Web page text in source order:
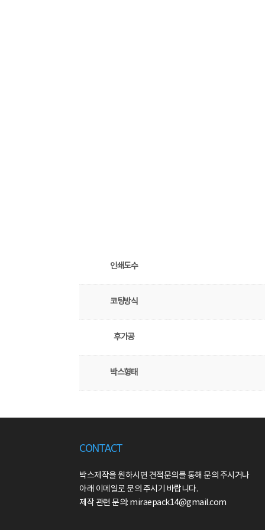
인쇄도수
코팅방식
후가공
박스형태
CONTACT
박스제작을 원하시면 견적문의를 통해 문의 주시거나
아래 이메일로 문의 주시기 바랍니다.
제작 관련 문의: miraepack14@gmail.com